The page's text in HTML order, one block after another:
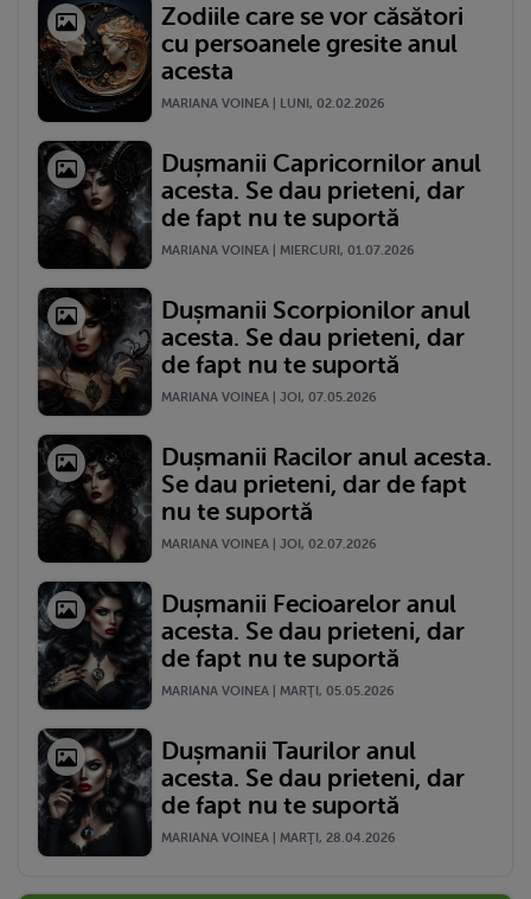
Zodiile care se vor căsători
cu persoanele gresite anul
acesta
MARIANA VOINEA | LUNI, 02.02.2026
Dușmanii Capricornilor anul
acesta. Se dau prieteni, dar
de fapt nu te suportă
MARIANA VOINEA | MIERCURI, 01.07.2026
Dușmanii Scorpionilor anul
acesta. Se dau prieteni, dar
de fapt nu te suportă
MARIANA VOINEA | JOI, 07.05.2026
Dușmanii Racilor anul acesta.
Se dau prieteni, dar de fapt
nu te suportă
MARIANA VOINEA | JOI, 02.07.2026
Dușmanii Fecioarelor anul
acesta. Se dau prieteni, dar
de fapt nu te suportă
MARIANA VOINEA | MARŢI, 05.05.2026
Dușmanii Taurilor anul
acesta. Se dau prieteni, dar
de fapt nu te suportă
MARIANA VOINEA | MARŢI, 28.04.2026